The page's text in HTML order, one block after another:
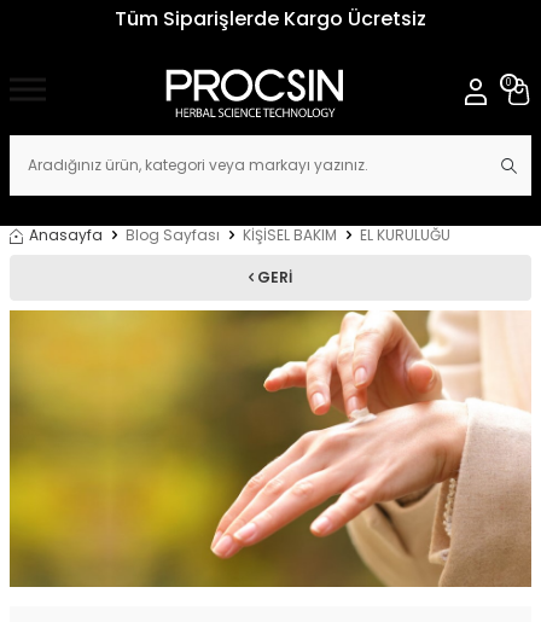
Tüm Siparişlerde Kargo Ücretsiz
0
Anasayfa Blog Sayfası KİŞİSEL BAKIM EL KURULUĞU
GERI